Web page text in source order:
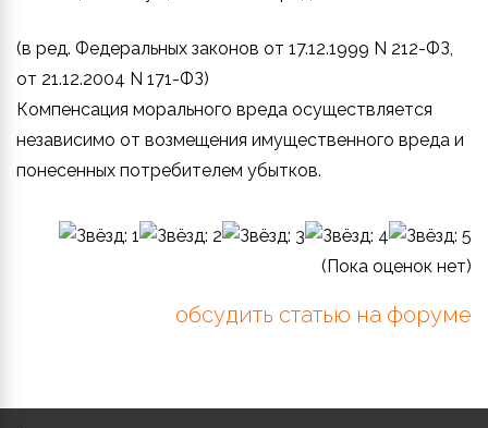
(в ред. Федеральных законов от 17.12.1999 N 212-ФЗ,
от 21.12.2004 N 171-ФЗ)
Компенсация морального вреда осуществляется
независимо от возмещения имущественного вреда и
понесенных потребителем убытков.
(Пока оценок нет)
обсудить статью на форуме